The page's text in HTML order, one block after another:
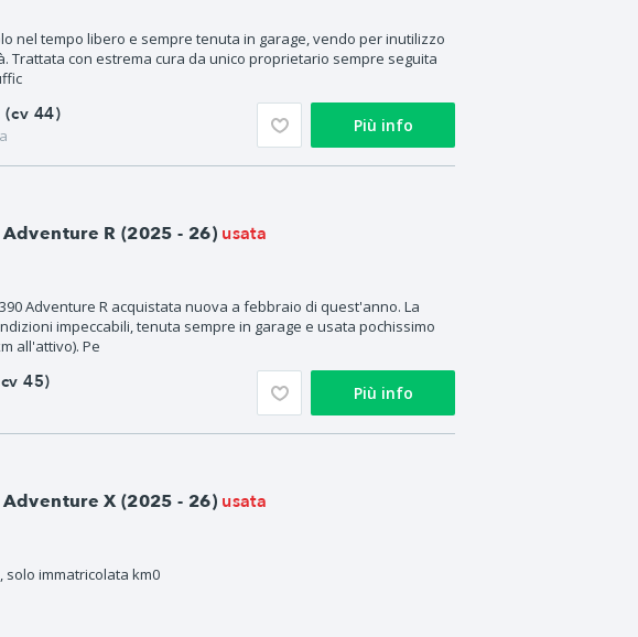
nel tempo libero e sempre tenuta in garage, vendo per inutilizzo
Trattata con estrema cura da unico proprietario sempre seguita
(cv 44)
Più info
Adventure R (2025 - 26) usata
Adventure R acquistata nuova a febbraio di quest'anno. La
impeccabili, tenuta sempre in garage e usata pochissimo
all'attivo). Pe
45)
Più info
Adventure X (2025 - 26) usata
solo immatricolata km0